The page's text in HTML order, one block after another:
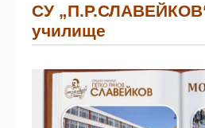
СУ
училище